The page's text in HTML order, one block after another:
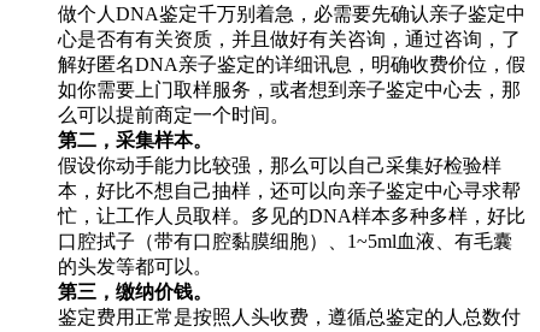
做个人DNA鉴定千万别着急，必需要先确认亲子鉴定中
心是否有有关资质，并且做好有关咨询，通过咨询，了
解好匿名DNA亲子鉴定的详细讯息，明确收费价位，假
如你需要上门取样服务，或者想到亲子鉴定中心去，那
么可以提前商定一个时间。
第二，采集样本。
假设你动手能力比较强，那么可以自己采集好检验样
本，好比不想自己抽样，还可以向亲子鉴定中心寻求帮
忙，让工作人员取样。多见的DNA样本多种多样，好比
口腔拭子（带有口腔黏膜细胞）、1~5ml血液、有毛囊
的头发等都可以。
第三，缴纳价钱。
鉴定费用正常是按照人头收费，遵循总鉴定的人总数付